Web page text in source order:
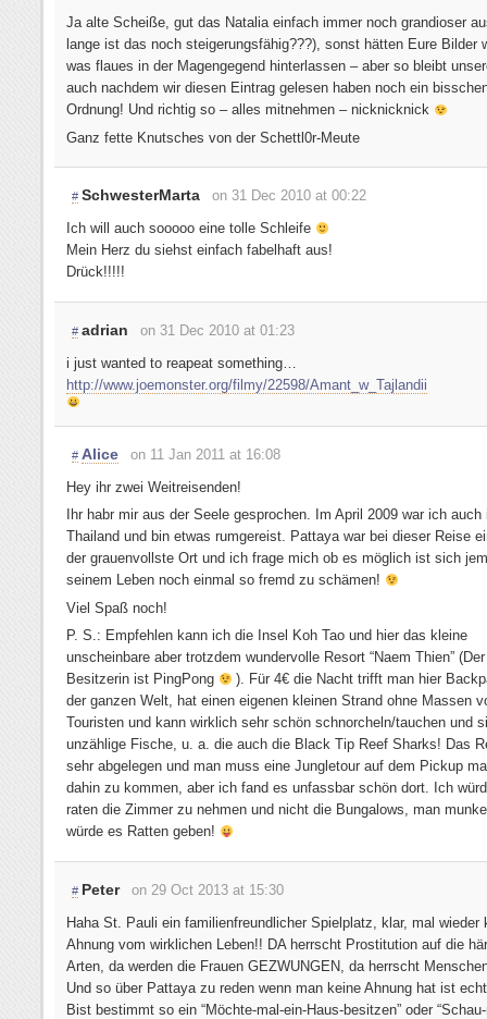
Ja alte Scheiße, gut das Natalia einfach immer noch grandioser
lange ist das noch steigerungsfähig???), sonst hätten Eure Bilder
was flaues in der Magengegend hinterlassen – aber so bleibt
auch nachdem wir diesen Eintrag gelesen haben noch ein
Ordnung! Und richtig so – alles mitnehmen – nicknicknick
Ganz fette Knutsches von der Schettl0r-Meute
# SchwesterMarta
on 31 Dec 2010 at 00:22
Ich will auch sooooo eine tolle Schleife
Mein Herz du siehst einfach fabelhaft aus!
Drück!!!!!
# adrian
on 31 Dec 2010 at 01:23
i just wanted to reapeat something…
http://www.joemonster.org/filmy/22598/Amant_w_Tajlandii
# Alice
on 11 Jan 2011 at 16:08
Hey ihr zwei Weitreisenden!
Ihr habr mir aus der Seele gesprochen. Im April 2009 war ich auch
Thailand und bin etwas rumgereist. Pattaya war bei dieser Reise
der grauenvollste Ort und ich frage mich ob es möglich ist sich
seinem Leben noch einmal so fremd zu schämen!
Viel Spaß noch!
P. S.: Empfehlen kann ich die Insel Koh Tao und hier das kleine
unscheinbare aber trotzdem wundervolle Resort “Naem Thien”
Besitzerin ist PingPong
). Für 4€ die Nacht trifft man hier
der ganzen Welt, hat einen eigenen kleinen Strand ohne Massen
Touristen und kann wirklich sehr schön schnorcheln/tauchen und
unzählige Fische, u. a. die auch die Black Tip Reef Sharks! Das
sehr abgelegen und man muss eine Jungletour auf dem Pickup
dahin zu kommen, aber ich fand es unfassbar schön dort. Ich
raten die Zimmer zu nehmen und nicht die Bungalows, man
würde es Ratten geben!
# Peter
on 29 Oct 2013 at 15:30
Haha St. Pauli ein familienfreundlicher Spielplatz, klar, mal wieder
Ahnung vom wirklichen Leben!! DA herrscht Prostitution auf die
Arten, da werden die Frauen GEZWUNGEN, da herrscht
Und so über Pattaya zu reden wenn man keine Ahnung hat ist
Bist bestimmt so ein “Möchte-mal-ein-Haus-besitzen” oder